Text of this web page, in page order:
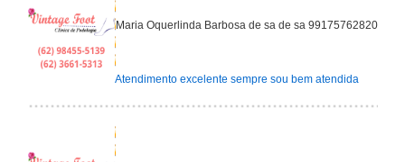
Maria Oquerlinda Barbosa de sa de sa 99175762820
Atendimento excelente sempre sou bem atendida